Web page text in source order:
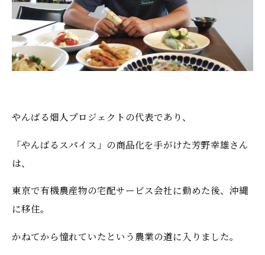
やんばる畑人プロジェクトの代表であり、
「やんばるスパイス」の商品化を手がけた芳野幸雄さん
は、
東京で有機農産物の宅配サービス会社に勤めた後、沖縄
に移住。
かねてから憧れていたという農業の道に入りました。